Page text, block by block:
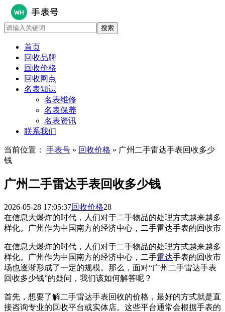
首页
回收品牌
回收价格
回收网点
名表知识
名表维修
名表保养
名表资讯
联系我们
当前位置： 手表号 » 回收价格 » 广州二手雷达手表回收多少
钱
广州二手雷达手表回收多少钱
2026-05-28 17:05:37回收价格28
在信息大爆炸的时代，人们对于二手物品的处理方式越来越多
样化。广州作为中国南方的经济中心，二手雷达手表的回收市
在信息大爆炸的时代，人们对于二手物品的处理方式越来越多
样化。广州作为中国南方的经济中心，二手雷达手表的回收市
场也逐渐形成了一定的规模。那么，面对“广州二手雷达手表
回收多少钱”的疑问，我们该如何解答呢？
首先，想要了解二手雷达手表回收的价格，最好的方式就是直
接咨询专业的回收平台或实体店。这些平台通常会根据手表的